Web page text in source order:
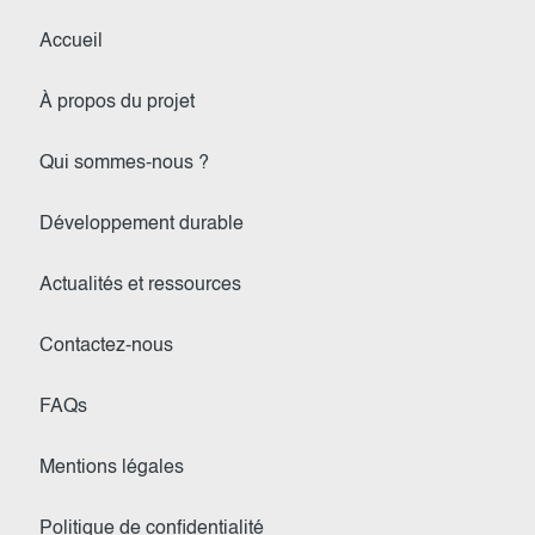
Accueil
À propos du projet
Qui sommes-nous ?
Développement durable
Actualités et ressources
Contactez-nous
FAQs
Mentions légales
Politique de confidentialité